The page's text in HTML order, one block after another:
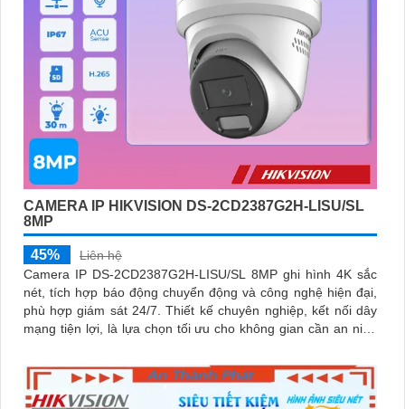
CAMERA IP HIKVISION DS-2CD2387G2H-LISU/SL
8MP
45%
Liên hệ
Camera IP DS-2CD2387G2H-LISU/SL 8MP ghi hình 4K sắc
nét, tích hợp báo động chuyển động và công nghệ hiện đại,
phù hợp giám sát 24/7. Thiết kế chuyên nghiệp, kết nối dây
mạng tiện lợi, là lựa chọn tối ưu cho không gian cần an ninh